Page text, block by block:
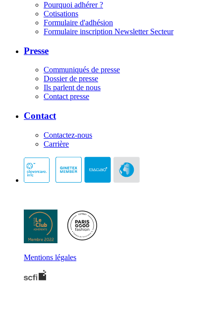
Pourquoi adhérer ?
Cotisations
Formulaire d'adhésion
Formulaire inscription Newsletter Secteur
Presse
Communiqués de presse
Dossier de presse
Ils parlent de nous
Contact presse
Contact
Contactez-nous
Carrière
Mentions légales